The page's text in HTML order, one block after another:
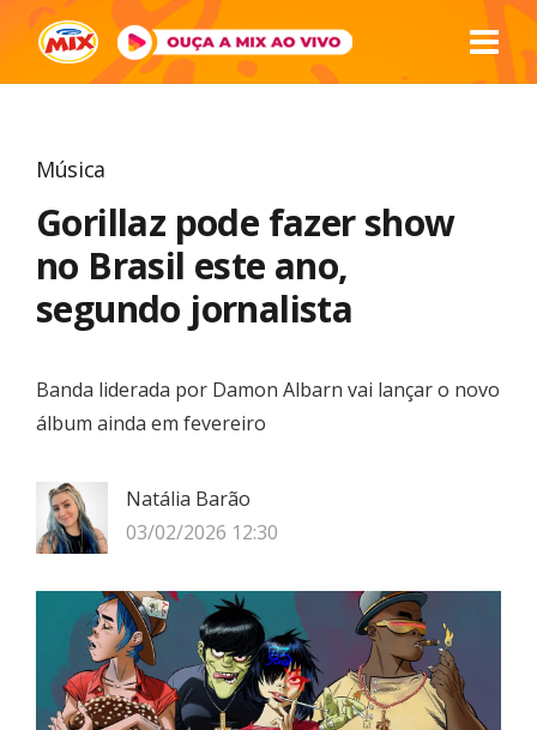
Música
Gorillaz pode fazer show
no Brasil este ano,
segundo jornalista
Banda liderada por Damon Albarn vai lançar o novo
álbum ainda em fevereiro
Natália Barão
03/02/2026 12:30